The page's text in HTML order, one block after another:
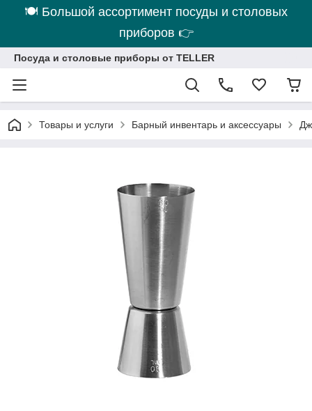
🍽 Большой ассортимент посуды и столовых
приборов 👉
Посуда и столовые приборы от TELLER
Товары и услуги Барный инвентарь и аксессуары